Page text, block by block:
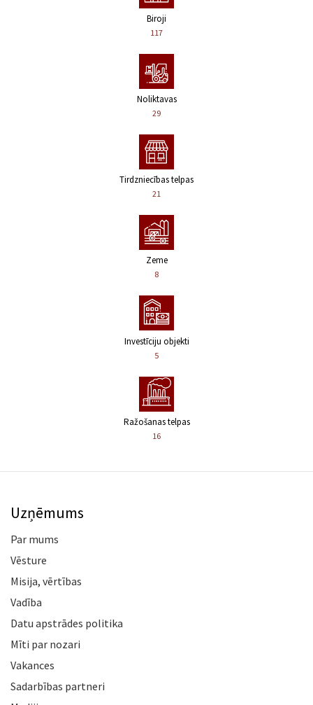
Biroji
117
Noliktavas
29
Tirdzniecības telpas
21
Zeme
8
Investīciju objekti
5
Ražošanas telpas
16
Uzņēmums
Par mums
Vēsture
Misija, vērtības
Vadība
Datu apstrādes politika
Mīti par nozari
Vakances
Sadarbības partneri